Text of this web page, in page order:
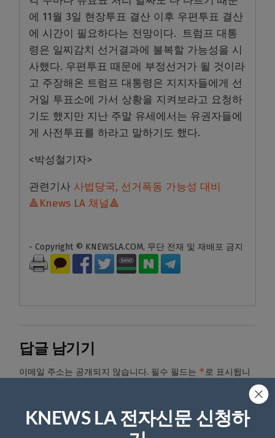
에 11월 3일 현장투표 결산 이후 우편투표 결산
에 시간이 필요하다는 전망이다. 트럼프 대통
령은 일찌감치 선거결과에 불복할 가능성을 시
사했다. 우편투표 때문에 부정선거가 될 것이라
고 주장해온 트럼프 대통령은 지지자들에게 선
거일 투표소에 가서 상황을 지켜보라고 요청하
기도 했지만 지난 주말 유세에서는 유권자들에
게 사전투표를 하라고 말하기도 했다.
<박성철기자>
관련기사 사법당국, 선거폭동 가능성 대비
🔺Knews LA 채널🔺
- Copyright © KNEWSLA.COM, 무단 전재 및 재배포 금지
답글 남기기
이메일 주소는 공개되지 않습니다. 필수 필드는 *로 표시됩니
댓글*
KNEWS LA 전자신문 신청하